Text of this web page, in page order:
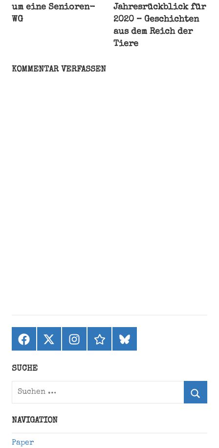
Feiern
Fest
Santa
um eine Senioren-
WG
Jahresrückblick für
2020 – Geschichten
aus dem Reich der
Tiere
KOMMENTAR VERFASSEN
Facebook
X
(ehemals
Instagramthreadsbluesky
SUCHE
Suchen
NAVIGATION
Paper